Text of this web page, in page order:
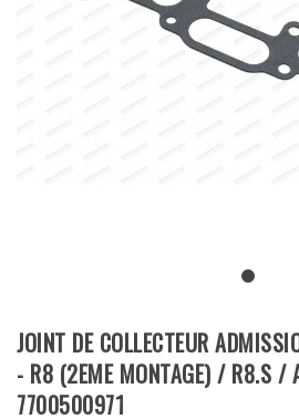
JOINT DE COLLECTEUR
- R8 (2EME MONTAGE) / R8.S /
7700500971